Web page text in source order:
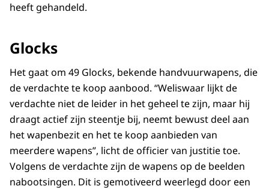
heeft gehandeld.
Glocks
Het gaat om 49 Glocks, bekende handvuurwapens, die
de verdachte te koop aanbood. “Weliswaar lijkt de
verdachte niet de leider in het geheel te zijn, maar hij
draagt actief zijn steentje bij, neemt bewust deel aan
het wapenbezit en het te koop aanbieden van
meerdere wapens”, licht de officier van justitie toe.
Volgens de verdachte zijn de wapens op de beelden
nabootsingen. Dit is gemotiveerd weerlegd door een